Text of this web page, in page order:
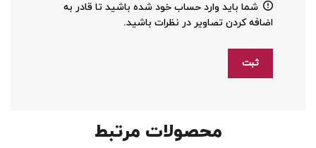
شما باید وارد حساب خود شده باشید تا قادر به
اضافه کردن تصاویر در نظرات باشید.
محصولات مرتبط